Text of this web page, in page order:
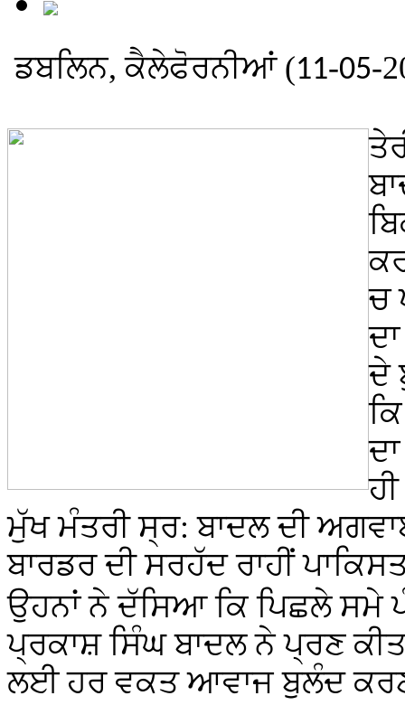
ਡਬਲਿਨ, ਕੈਲੇਫੋਰਨੀਆਂ (11-05-
ਚ
ਦੇ
ਮੁੱਖ ਮੰਤਰੀ ਸ੍ਰ: ਬਾਦਲ ਦੀ
ਬਾਰਡਰ ਦੀ ਸਰਹੱਦ ਰਾਹੀਂ
ਉਹਨਾਂ ਨੇ ਦੱਸਿਆ ਕਿ ਪਿਛਲੇ ਸਮੇ
ਪ੍ਰਕਾਸ਼ ਸਿੰਘ ਬਾਦਲ ਨੇ ਪ੍ਰਣ
ਲਈ ਹਰ ਵਕਤ ਆਵਾਜ ਬੁਲੰਦ